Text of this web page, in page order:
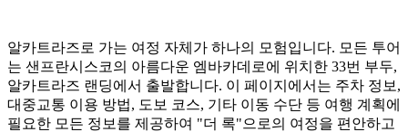
알카트라즈로 가는 여정 자체가 하나의 모험입니다. 모든 투어
는 샌프란시스코의 아름다운 엠바카데로에 위치한 33번 부두,
알카트라즈 랜딩에서 출발합니다. 이 페이지에서는 주차 정보,
대중교통 이용 방법, 도보 코스, 기타 이동 수단 등 여행 계획에
필요한 모든 정보를 제공하여 "더 록"으로의 여정을 편안하고